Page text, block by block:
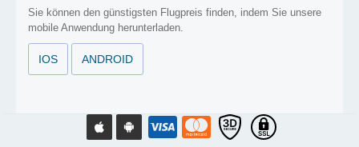
Sie können den günstigsten Flugpreis finden, indem Sie unsere
mobile Anwendung herunterladen.
IOS ANDROID